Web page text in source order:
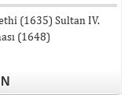
(1635) Sultan IV.
(1648)